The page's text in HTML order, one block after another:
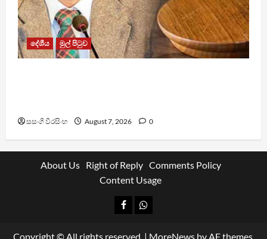
දේශීය මුල් පිටුව
සසංගි වීරසිංහ August 7, 2026 0
About Us Right of Reply Comments Policy
Content Usage
FacebookWhatsapp
Copyright © All rights reserved. | MoreNewsby AF themes.